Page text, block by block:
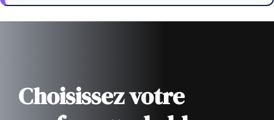
Choisissez votre